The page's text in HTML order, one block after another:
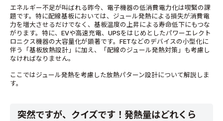
エネルギー不足が叫ばれる昨今、電子機器の低消費電力化は喫緊の課
題です。特に配線基板においては、ジュール発熱による損失が消費電
力を増大させるだけでなく、基板温度の上昇による寿命低下にもつな
がります。特に、EVや高速充電、UPSをはじめとしたパワーエレクト
ロニクス機器の大容量化が顕著です。FETなどのデバイスの小型化に
伴う「基板放熱設計」に加え、「配線のジュール発熱対策」も考慮し
なければなりません。
ここではジュール発熱を考慮した放熱パターン設計について解説しま
す。
突然ですが、クイズです！発熱量はどれくら